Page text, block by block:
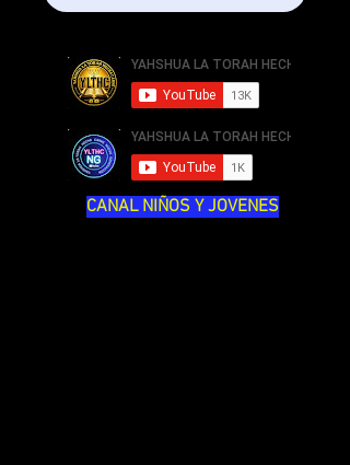
CANAL NIÑOS Y JOVENES